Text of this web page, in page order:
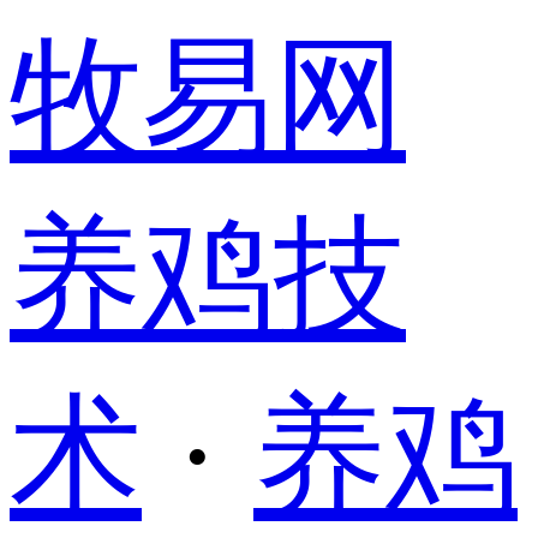
牧易网
养鸡技
术 · 养鸡